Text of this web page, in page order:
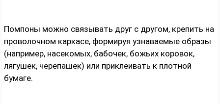
Помпоны можно связывать друг с другом, крепить на
проволочном каркасе, формируя узнаваемые образы
(например, насекомых, бабочек, божьих коровок,
лягушек, черепашек) или приклеивать к плотной
бумаге.